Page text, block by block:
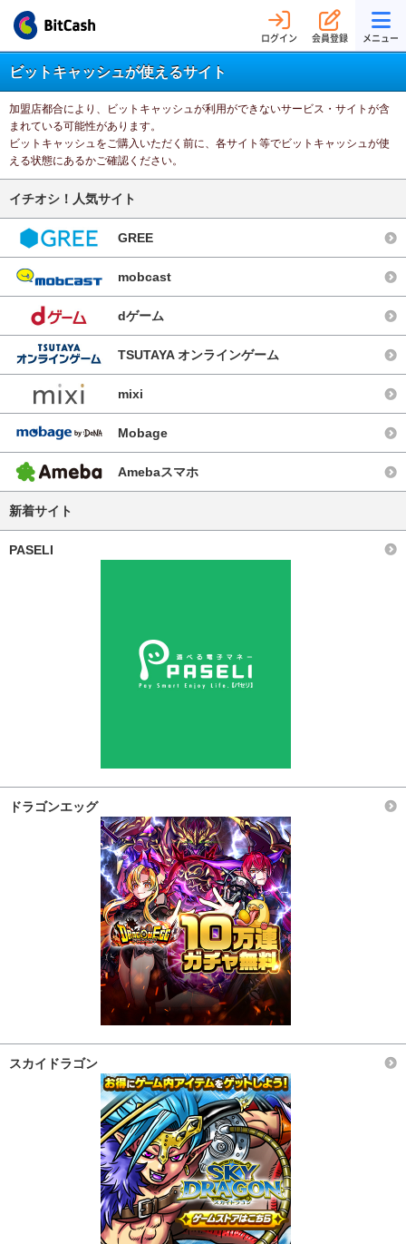
ログイン 会員登録 メニュー
ビットキャッシュが使えるサイト
加盟店都合により、ビットキャッシュが利用ができないサービス・サイトが含
まれている可能性があります。
ビットキャッシュをご購入いただく前に、各サイト等でビットキャッシュが使
える状態にあるかご確認ください。
イチオシ！人気サイト
GREE
mobcast
dゲーム
TSUTAYA オンラインゲーム
mixi
Mobage
Amebaスマホ
新着サイト
PASELI
ドラゴンエッグ
スカイドラゴン